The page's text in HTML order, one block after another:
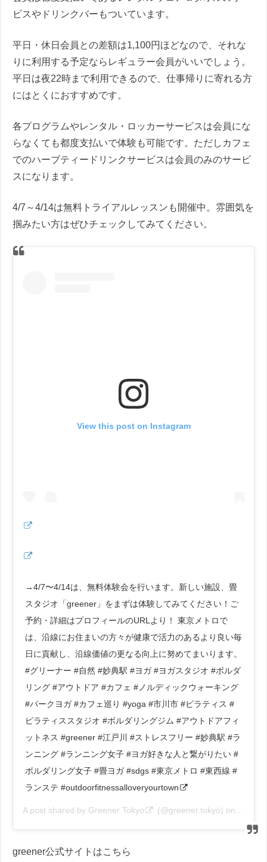
ビスやドリンクバーもついています。
平日・休日会員との差額は1,100円ほどなので、それな
りに利用する予定ならレギュラー会員がいいでしょう。
平日は夜22時まで利用できるので、仕事帰りに寄れる方
にはとくにおすすめです。
各プログラムやレンタル・ロッカーサービスは会員にな
らなくても都度支払いで体験も可能です。ただしカフェ
でのハーブティードリンクサービスは会員のみのサービ
スになります。
4/7～4/14は無料トライアルレッスンも開催中。雰囲気を
掴みたい方はぜひチェックしてみてください。
View this post on Instagram
→4/7〜4/14は、無料体験会を行います。新しい施設、畳
スタジオ「greener」をまずは体験してみてください！ご
予約・詳細はプロフィールのURLより！ 東京メトロで
は、沿線にお住まいの方々が健康で活力のあるより良い毎
日に貢献し、沿線価値の更なる向上に努めてまいります。
#グリーナー #自然 #妙典駅 #ヨガ #ヨガスタジオ #ボルダ
リング #アウトドア #カフェ #ノルディックウォーキング
#パークヨガ #カフェ巡り #yoga #市川市 #ピラティス #
ピラティススタジオ #ボルダリングジム #アウトドアフィ
ットネス #greener #江戸川 #ストレスフリー #妙典駅 #ラ
ンニング #ランニング女子 #ヨガ好きな人と繋がりたい #
ボルダリング女子 #畳ヨガ #sdgs #東京メトロ #東西線 #
ランステ #outdoorfitnessalloveryourtown
A post shared by Greener Tokyo (@greener.tokyo) on
greener公式サイトはこちら